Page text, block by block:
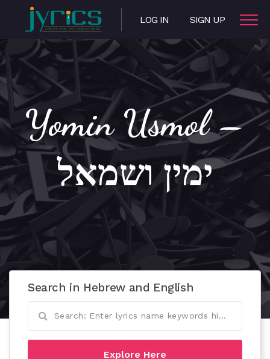
LOG IN SIGN UP
Yomin Usmol –
ימין ושמאל
Search in Hebrew and English
Explore Here